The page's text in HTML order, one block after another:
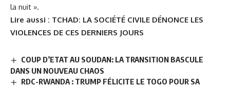
la nuit ».
Lire aussi : TCHAD: LA SOCIÉTÉ CIVILE DÉNONCE LES
VIOLENCES DE CES DERNIERS JOURS
COUP D’ETAT AU SOUDAN: LA TRANSITION BASCULE
DANS UN NOUVEAU CHAOS
RDC-RWANDA : TRUMP FÉLICITE LE TOGO POUR SA